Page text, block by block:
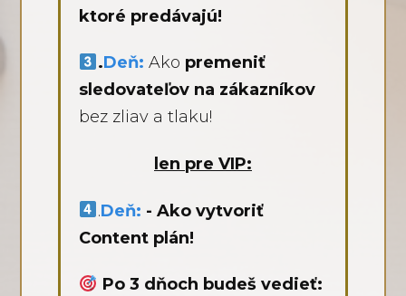
ktoré predávajú!
.Deň: Ako premeniť
sledovateľov na zákazníkov
bez zliav a tlaku!
len pre VIP:
.Deň: - Ako vytvoriť
Content plán!
Po 3 dňoch budeš vedieť: